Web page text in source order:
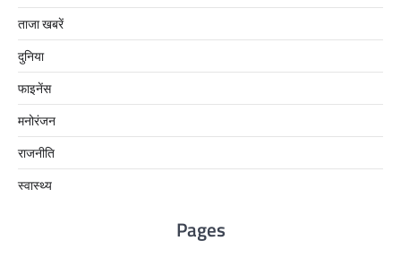
ताजा खबरें
दुनिया
फाइनेंस
मनोरंजन
राजनीति
स्वास्थ्य
Pages